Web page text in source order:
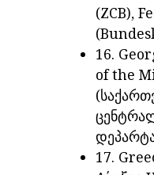
(ZCB),
16.
of the
17.